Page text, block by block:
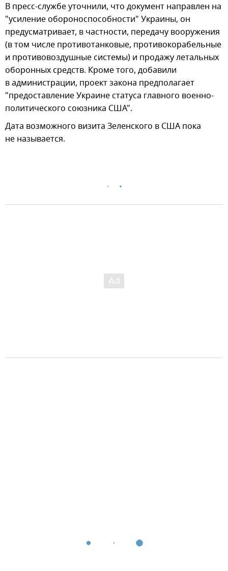
В пресс-службе уточнили, что документ направлен на
"усиление обороноспособности" Украины, он
предусматривает, в частности, передачу вооружения
(в том числе противотанковые, противокорабельные
и противовоздушные системы) и продажу летальных
оборонных средств. Кроме того, добавили
в администрации, проект закона предполагает
"предоставление Украине статуса главного военно-
политического союзника США".
Дата возможного визита Зеленского в США пока
не называется.